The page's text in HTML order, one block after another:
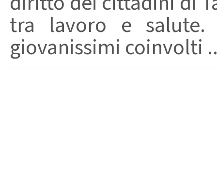
tra lavoro e salute.
giovanissimi coinvolti